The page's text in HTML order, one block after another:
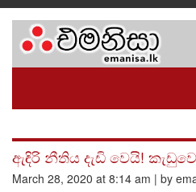
ඇඳිරි නීතිය දැඩි වෙයි!
March 28, 2020 at 8:14 am | by